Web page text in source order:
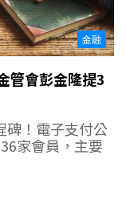
金融
管會彭金隆提3
碑！電子支付公
家會員，主要